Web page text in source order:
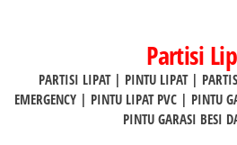
Partisi
PARTISI LIPAT | PINTU LIPAT |
EMERGENCY | PINTU LIPAT PVC | PINTU
PINTU GARASI BESI